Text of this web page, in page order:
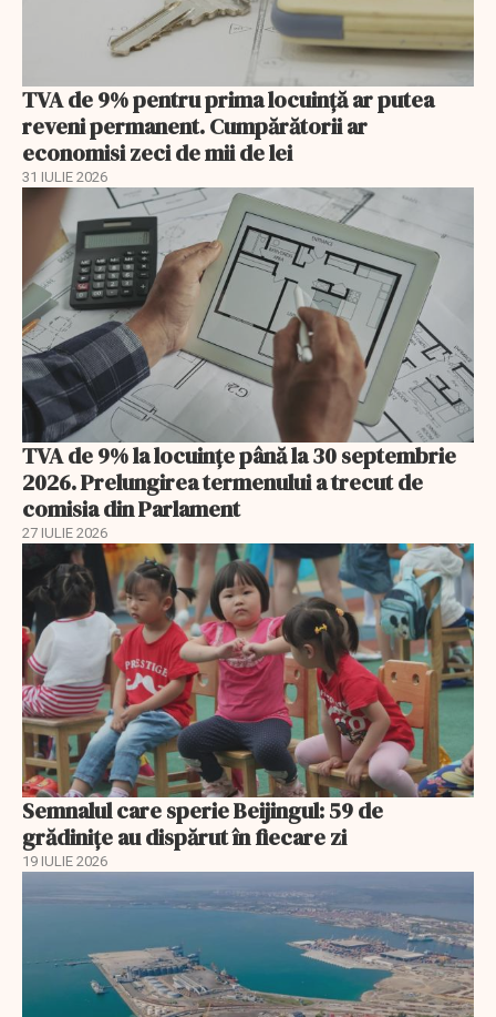
TVA de 9% pentru prima locuință ar putea
reveni permanent. Cumpărătorii ar
economisi zeci de mii de lei
31 IULIE 2026
TVA de 9% la locuințe până la 30 septembrie
2026. Prelungirea termenului a trecut de
comisia din Parlament
27 IULIE 2026
Semnalul care sperie Beijingul: 59 de
grădinițe au dispărut în fiecare zi
19 IULIE 2026